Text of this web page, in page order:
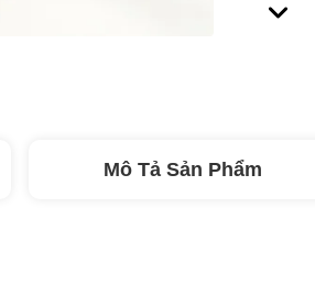
Mô Tả Sản Phẩm